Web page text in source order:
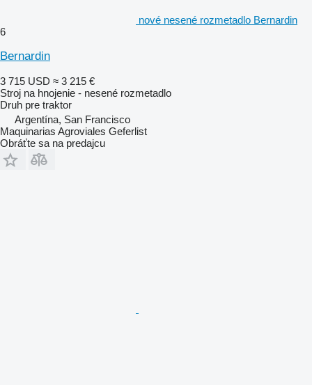
nové nesené rozmetadlo Bernardin
6
Bernardin
3 715 USD ≈ 3 215 €
Stroj na hnojenie - nesené rozmetadlo
Druh pre traktor
Argentína, San Francisco
Maquinarias Agroviales Geferlist
Obráťte sa na predajcu